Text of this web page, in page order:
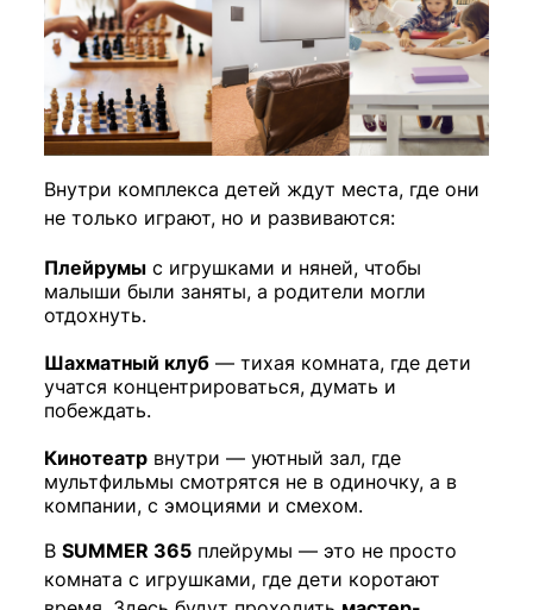
Внутри комплекса детей ждут места, где они
не только играют, но и развиваются:
Плейрумы с игрушками и няней, чтобы
малыши были заняты, а родители могли
отдохнуть.
Шахматный клуб — тихая комната, где дети
учатся концентрироваться, думать и
побеждать.
Кинотеатр внутри — уютный зал, где
мультфильмы смотрятся не в одиночку, а в
компании, с эмоциями и смехом.
ВSUMMER 365 плейрумы — это не просто
комната с игрушками, где дети коротают